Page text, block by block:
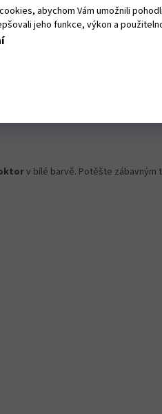
abychom Vám umožnili
jeho funkce, výkon a
Skladem
v bílé barvě. Potěšte zábavným